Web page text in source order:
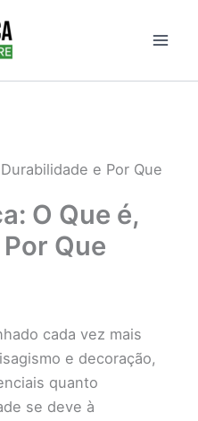
e Por Que
O Que é,
Que
cada vez mais
e decoração,
quanto
se deve à